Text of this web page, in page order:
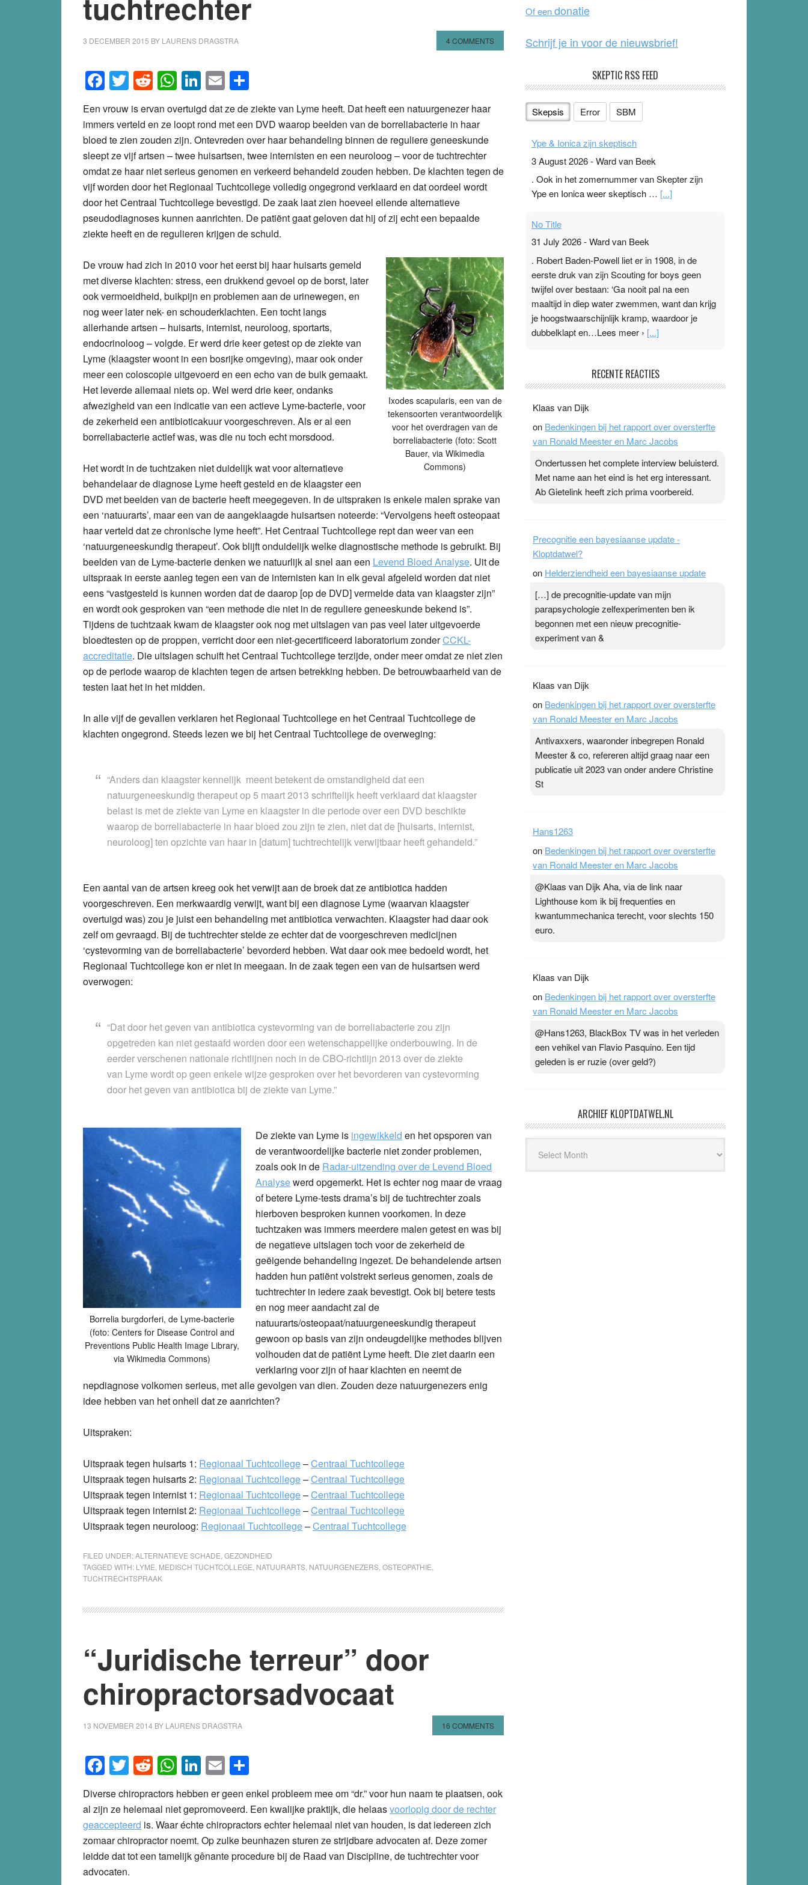
3 DECEMBER 2015 BY LAURENS DRAGSTRA 4 COMMENTS
Facebook
Twitter
Reddit
WhatsApp
LinkedIn
Email
Een vrouw is ervan overtuigd dat ze de ziekte van Lyme heeft. Dat heeft een natuurgenezer haar
immers verteld en ze loopt rond met een DVD waarop beelden van de borreliabacterie in haar
bloed te zien zouden zijn. Ontevreden over haar behandeling binnen de reguliere geneeskunde
sleept ze vijf artsen – twee huisartsen, twee internisten en een neuroloog – voor de tuchtrechter
omdat ze haar niet serieus genomen en verkeerd behandeld zouden hebben. De klachten tegen de
vijf worden door het Regionaal Tuchtcollege volledig ongegrond verklaard en dat oordeel wordt
door het Centraal Tuchtcollege bevestigd. De zaak laat zien hoeveel ellende alternatieve
pseudodiagnoses kunnen aanrichten. De patiënt gaat geloven dat hij of zij echt een bepaalde
ziekte heeft en de regulieren krijgen de schuld.
Ixodes scapularis, een van de
tekensoorten verantwoordelijk
voor het overdragen van de
borreliabacterie (foto: Scott
Bauer, via Wikimedia
Commons)
De vrouw had zich in 2010 voor het eerst bij haar huisarts gemeld
met diverse klachten: stress, een drukkend gevoel op de borst, later
ook vermoeidheid, buikpijn en problemen aan de urinewegen, en
nog weer later nek- en schouderklachten. Een tocht langs
allerhande artsen – huisarts, internist, neuroloog, sportarts,
endocrinoloog – volgde. Er werd drie keer getest op de ziekte van
Lyme (klaagster woont in een bosrijke omgeving), maar ook onder
meer een coloscopie uitgevoerd en een echo van de buik gemaakt.
Het leverde allemaal niets op. Wel werd drie keer, ondanks
afwezigheid van een indicatie van een actieve Lyme-bacterie, voor
de zekerheid een antibioticakuur voorgeschreven. Als er al een
borreliabacterie actief was, was die nu toch echt morsdood.
Het wordt in de tuchtzaken niet duidelijk wat voor alternatieve
behandelaar de diagnose Lyme heeft gesteld en de klaagster een
DVD met beelden van de bacterie heeft meegegeven. In de uitspraken is enkele malen sprake van
een ‘natuurarts’, maar een van de aangeklaagde huisartsen noteerde: “Vervolgens heeft osteopaat
haar verteld dat ze chronische lyme heeft”. Het Centraal Tuchtcollege rept dan weer van een
‘natuurgeneeskundig therapeut’. Ook blijft onduidelijk welke diagnostische methode is gebruikt. Bij
beelden van de Lyme-bacterie denken we natuurlijk al snel aan een Levend Bloed Analyse. Uit de
uitspraak in eerste aanleg tegen een van de internisten kan in elk geval afgeleid worden dat niet
eens “vastgesteld is kunnen worden dat de daarop [op de DVD] vermelde data van klaagster zijn”
en wordt ook gesproken van “een methode die niet in de reguliere geneeskunde bekend is”.
Tijdens de tuchtzaak kwam de klaagster ook nog met uitslagen van pas veel later uitgevoerde
bloedtesten op de proppen, verricht door een niet-gecertificeerd laboratorium zonderCCKL-
accreditatie. Die uitslagen schuift het Centraal Tuchtcollege terzijde, onder meer omdat ze niet zien
op de periode waarop de klachten tegen de artsen betrekking hebben. De betrouwbaarheid van de
testen laat het in het midden.
In alle vijf de gevallen verklaren het Regionaal Tuchtcollege en het Centraal Tuchtcollege de
klachten ongegrond. Steeds lezen we bij het Centraal Tuchtcollege de overweging:
“Anders dan klaagster kennelijk meent betekent de omstandigheid dat een
natuurgeneeskundig therapeut op 5 maart 2013 schriftelijk heeft verklaard dat klaagster
belast is met de ziekte van Lyme en klaagster in die periode over een DVD beschikte
waarop de borreliabacterie in haar bloed zou zijn te zien, niet dat de [huisarts, internist,
neuroloog] ten opzichte van haar in [datum] tuchtrechtelijk verwijtbaar heeft gehandeld.”
Een aantal van de artsen kreeg ook het verwijt aan de broek dat ze antibiotica hadden
voorgeschreven. Een merkwaardig verwijt, want bij een diagnose Lyme (waarvan klaagster
overtuigd was) zou je juist een behandeling met antibiotica verwachten. Klaagster had daar ook
zelf om gevraagd. Bij de tuchtrechter stelde ze echter dat de voorgeschreven medicijnen
‘cystevorming van de borreliabacterie’ bevorderd hebben. Wat daar ook mee bedoeld wordt, het
Regionaal Tuchtcollege kon er niet in meegaan. In de zaak tegen een van de huisartsen werd
overwogen:
“Dat door het geven van antibiotica cystevorming van de borreliabacterie zou zijn
opgetreden kan niet gestaafd worden door een wetenschappelijke onderbouwing. In de
eerder verschenen nationale richtlijnen noch in de CBO-richtlijn 2013 over de ziekte
van Lyme wordt op geen enkele wijze gesproken over het bevorderen van cystevorming
door het geven van antibiotica bij de ziekte van Lyme.”
Borrelia burgdorferi, de Lyme-bacterie
(foto: Centers for Disease Control and
Preventions Public Health Image Library,
via Wikimedia Commons)
De ziekte van Lyme is ingewikkeld en het opsporen van
de verantwoordelijke bacterie niet zonder problemen,
zoals ook in de Radar-uitzending over de Levend Bloed
Analysewerd opgemerkt. Het is echter nog maar de vraag
of betere Lyme-tests drama’s bij de tuchtrechter zoals
hierboven besproken kunnen voorkomen. In deze
tuchtzaken was immers meerdere malen getest en was bij
de negatieve uitslagen toch voor de zekerheid de
geëigende behandeling ingezet. De behandelende artsen
hadden hun patiënt volstrekt serieus genomen, zoals de
tuchtrechter in iedere zaak bevestigt. Ook bij betere tests
en nog meer aandacht zal de
natuurarts/osteopaat/natuurgeneeskundig therapeut
gewoon op basis van zijn ondeugdelijke methodes blijven
volhouden dat de patiënt Lyme heeft. Die ziet daarin een
verklaring voor zijn of haar klachten en neemt de
nepdiagnose volkomen serieus, met alle gevolgen van dien. Zouden deze natuurgenezers enig
idee hebben van het onheil dat ze aanrichten?
Uitspraken:
Uitspraak tegen huisarts 1: Regionaal Tuchtcollege–Centraal Tuchtcollege
Uitspraak tegen huisarts 2: Regionaal Tuchtcollege–Centraal Tuchtcollege
Uitspraak tegen internist 1: Regionaal Tuchtcollege–Centraal Tuchtcollege
Uitspraak tegen internist 2: Regionaal Tuchtcollege–Centraal Tuchtcollege
Uitspraak tegen neuroloog: Regionaal Tuchtcollege–Centraal Tuchtcollege
FILED UNDER:ALTERNATIEVE SCHADE GEZONDHEID
TAGGED WITH: LYME MEDISCH TUCHTCOLLEGE NATUURARTS NATUURGENEZERS OSTEOPATHIE
TUCHTRECHTSPRAAK
“Juridische terreur” door
chiropractorsadvocaat
13 NOVEMBER 2014 BY LAURENS DRAGSTRA 16 COMMENTS
Facebook
Twitter
Reddit
WhatsApp
LinkedIn
Email
Diverse chiropractors hebben er geen enkel probleem mee om “dr.” voor hun naam te plaatsen, ook
al zijn ze helemaal niet gepromoveerd. Een kwalijke praktijk, die helaasvoorlopig door de rechter
geaccepteerd is. Waar échte chiropractors echter helemaal niet van houden, is dat iedereen zich
zomaar chiropractor noemt. Op zulke beunhazen sturen ze strijdbare advocaten af. Deze zomer
leidde dat tot een tamelijk gênante procedure bij de Raad van Discipline, de tuchtrechter voor
advocaten.
k
Of eendonatie
Schrijf je in voor de nieuwsbrief!
SKEPTIC RSS FEED
Skepsis Error SBM
Ype & Ionica zijn skeptisch
3 August 2026-Ward van Beek
. Ook in het zomernummer van Skepter zijn
Ype en Ionica weer skeptisch … [...]
No Title
31 July 2026-Ward van Beek
. Robert Baden-Powell liet er in 1908, in de
eerste druk van zijn Scouting for boys geen
twijfel over bestaan: ‘Ga nooit pal na een
maaltijd in diep water zwemmen, want dan krijg
je hoogstwaarschijnlijk kramp, waardoor je
dubbelklapt en…Lees meer › [...]
Ward van Beek
topsporters. Ze hopen ermee hun hartslag te
verlagen terwijl ze meer zuurstof opnemen.
Daarop heeft zo’n pleister geen effect. Maar het
zijn. Door…Lees meer Pleisterplakkers in de
topspsort › [...]
RECENTE REACTIES
Klaas van Dijk
on Bedenkingen bij het rapport over oversterfte
van Ronald Meester en Marc Jacobs
Ondertussen het complete interview beluisterd.
Met name aan het eind is het erg interessant.
Ab Gietelink heeft zich prima voorbereid.
Precognitie een bayesiaanse update -
Kloptdatwel?
on Helderziendheid een bayesiaanse update
[…] de precognitie-update van mijn
parapsychologie zelfexperimenten ben ik
begonnen met een nieuw precognitie-
experiment van &
Klaas van Dijk
on Bedenkingen bij het rapport over oversterfte
van Ronald Meester en Marc Jacobs
Antivaxxers, waaronder inbegrepen Ronald
Meester & co, refereren altijd graag naar een
publicatie uit 2023 van onder andere Christine
St
Hans1263
on Bedenkingen bij het rapport over oversterfte
van Ronald Meester en Marc Jacobs
@Klaas van Dijk Aha, via de link naar
Lighthouse kom ik bij frequenties en
kwantummechanica terecht, voor slechts 150
euro.
Klaas van Dijk
on Bedenkingen bij het rapport over oversterfte
van Ronald Meester en Marc Jacobs
@Hans1263, BlackBox TV was in het verleden
een vehikel van Flavio Pasquino. Een tijd
geleden is er ruzie (over geld?)
ARCHIEF KLOPTDATWEL.NL
Kloptdatwel.nl